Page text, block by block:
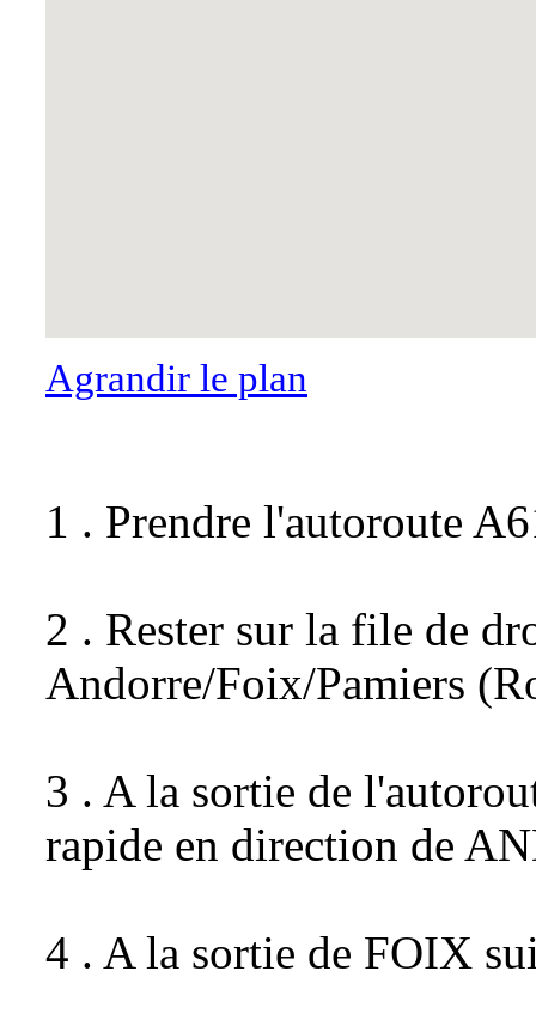
Agrandir le plan
1 . Prendre l'autoroute
2 . Rester sur la file de
Andorre/Foix/Pamiers
3 . A la sortie de
rapide en direction de
4 . A la sortie de FOIX